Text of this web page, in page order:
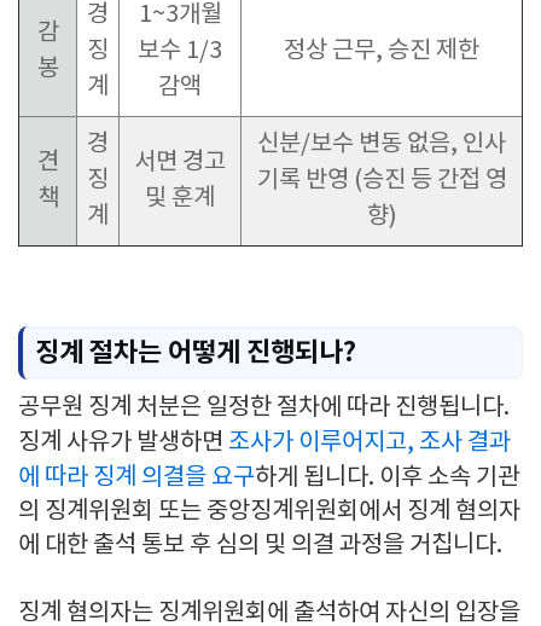
감
봉
경
징
계
1~3개월
보수 1/3
감액
정상 근무, 승진 제한
견
책
경
징
계
서면 경고
및 훈계
신분/보수 변동 없음, 인사
기록 반영 (승진 등 간접 영
향)
징계 절차는 어떻게 진행되나?
공무원 징계 처분은 일정한 절차에 따라 진행됩니다.
징계 사유가 발생하면 조사가 이루어지고, 조사 결과
에 따라 징계 의결을 요구하게 됩니다. 이후 소속 기관
의 징계위원회 또는 중앙징계위원회에서 징계 혐의자
에 대한 출석 통보 후 심의 및 의결 과정을 거칩니다.
징계 혐의자는 징계위원회에 출석하여 자신의 입장을